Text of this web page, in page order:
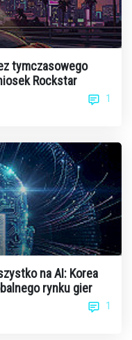
tymczasowego
Rockstar
1
na AI: Korea
rynku gier
1